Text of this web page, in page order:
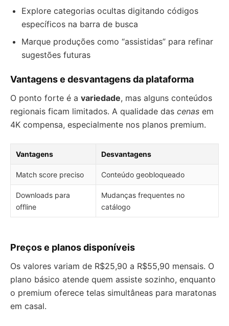
Explore categorias ocultas digitando códigos
específicos na barra de busca
Marque produções como “assistidas” para refinar
sugestões futuras
Vantagens e desvantagens da plataforma
O ponto forte é a variedade, mas alguns conteúdos
regionais ficam limitados. A qualidade das cenas em
4K compensa, especialmente nos planos premium.
Vantagens Desvantagens
Match score preciso Conteúdo geobloqueado
Downloads para
offline
Mudanças frequentes no
catálogo
Preços e planos disponíveis
Os valores variam de R$25,90 a R$55,90 mensais. O
plano básico atende quem assiste sozinho, enquanto
o premium oferece telas simultâneas para maratonas
em casal.